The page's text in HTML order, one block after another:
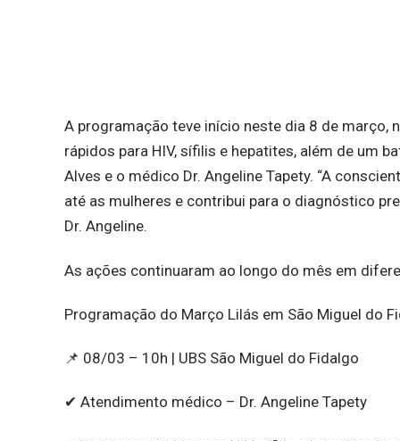
A programação teve início neste dia 8 de março,
rápidos para HIV, sífilis e hepatites, além de um
Alves e o médico Dr. Angeline Tapety. “A
até as mulheres e contribui para o diagnóstico
Dr. Angeline.
As ações continuaram ao longo do mês em
Programação do Março Lilás em São Miguel do
📌 08/03 – 10h | UBS São Miguel do Fidalgo
✔ Atendimento médico – Dr. Angeline Tapety